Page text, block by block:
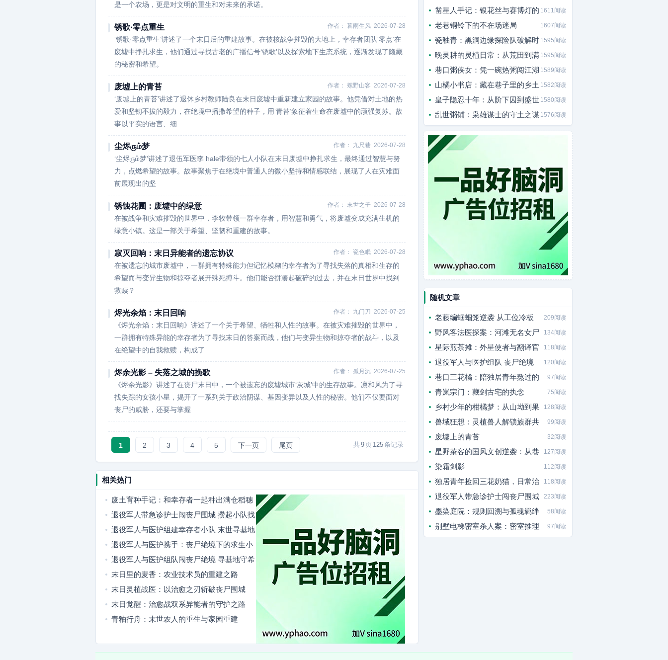
是一个农场，更是对文明的重生和对未来的承诺。
锈歌·零点重生 作者： 暮雨生风 2026-07-28
‘锈歌·零点重生’讲述了一个末日后的重建故事。在被核战争摧毁的大地上，幸存者团队‘零点’在
废墟中挣扎求生，他们通过寻找古老的广播信号‘锈歌’以及探索地下生态系统，逐渐发现了隐藏
的秘密和希望。
废墟上的青苔 作者： 螺野山客 2026-07-28
‘废墟上的青苔’讲述了退休乡村教师陆良在末日废墟中重新建立家园的故事。他凭借对土地的热
爱和坚韧不拔的毅力，在绝境中播撒希望的种子，用‘青苔’象征着生命在废墟中的顽强复苏。故
事以平实的语言、细
尘烬ரும்梦 作者： 九尺巷 2026-07-28
‘尘烬ரும்梦’讲述了退伍军医李 hale带领的七人小队在末日废墟中挣扎求生，最终通过智慧与努
力，点燃希望的故事。故事聚焦于在绝境中普通人的微小坚持和情感联结，展现了人在灾难面
前展现出的坚
锈蚀花圃：废墟中的绿意 作者： 末世之子 2026-07-28
在被战争和灾难摧毁的世界中，李牧带领一群幸存者，用智慧和勇气，将废墟变成充满生机的
绿意小镇。这是一部关于希望、坚韧和重建的故事。
寂灭回响：末日异能者的遗忘协议 作者： 瓷色眠 2026-07-28
在被遗忘的城市废墟中，一群拥有特殊能力但记忆模糊的幸存者为了寻找失落的真相和生存的
希望而与变异生物和掠夺者展开殊死搏斗。他们能否拼凑起破碎的过去，并在末日世界中找到
救赎？
烬光余焰：末日回响 作者： 九门刀 2026-07-25
《烬光余焰：末日回响》讲述了一个关于希望、牺牲和人性的故事。在被灾难摧毁的世界中，
一群拥有特殊异能的幸存者为了寻找末日的答案而战，他们与变异生物和掠夺者的战斗，以及
在绝望中的自我救赎，构成了
烬余光影 – 失落之城的挽歌 作者： 孤月沉 2026-07-25
《烬余光影》讲述了在丧尸末日中，一个被遗忘的废墟城市‘灰城’中的生存故事。凛和风为了寻
找失踪的女孩小星，揭开了一系列关于政治阴谋、基因变异以及人性的秘密。他们不仅要面对
丧尸的威胁，还要与掌握
共9页 125条记录
1 2 3 4 5 下一页 尾页
相关热门
废土育种手记：和幸存者一起种出满仓稻穗
退役军人带急诊护士闯丧尸围城 攒起小队找
隐秘据点
退役军人与医护组建幸存者小队 末世寻基地
燃爽又暖心
退役军人与医护携手：丧尸绝境下的求生小
队
退役军人与医护组队闯丧尸绝境 寻基地守希
望
末日里的麦香：农业技术员的重建之路
末日灵植战医：以治愈之刃斩破丧尸围城
末日觉醒：治愈战双系异能者的守护之路
青釉行舟：末世农人的重生与家园重建
凿星人手记：银花丝与赛博灯的 1611阅读
老巷铜铃下的不在场迷局 1607阅读
瓷釉青：黑洞边缘探险队破解时 1595阅读
晚灵耕的灵植日常：从荒田到满 1595阅读
巷口粥侠女：凭一碗热粥闯江湖 1589阅读
山橘小书店：藏在巷子里的乡土 1582阅读
皇子隐忍十年：从阶下囚到盛世 1580阅读
乱世粥铺：枭雄谋士的守土之谋 1576阅读
随机文章
老藤编蝈蝈笼逆袭 从工位冷板 209阅读
野风客法医探案：河滩无名女尸 134阅读
星际煎茶摊：外星使者与翻译官 118阅读
退役军人与医护组队 丧尸绝境 120阅读
巷口三花橘：陪独居青年熬过的 97阅读
青岚宗门：藏剑古宅的执念 75阅读
乡村少年的柑橘梦：从山坳到果 128阅读
兽域狂想：灵植兽人解锁族群共 99阅读
废墟上的青苔 32阅读
星野茶客的国风文创逆袭：从巷 127阅读
染霜剑影 112阅读
独居青年捡回三花奶猫，日常治 118阅读
退役军人带急诊护士闯丧尸围城 223阅读
墨染庭院：规则回溯与孤魂羁绊 58阅读
别墅电梯密室杀人案：密室推理 97阅读